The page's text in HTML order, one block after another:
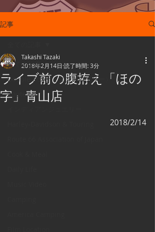
記事
全ての記事
Double Roxer（ダブルロクサー）
Route 66
ライブ前の腹拵え「ほの
字」青山店
Takashi Tazaki
2018年2月14日 読了時間: 3分
2018/2/14